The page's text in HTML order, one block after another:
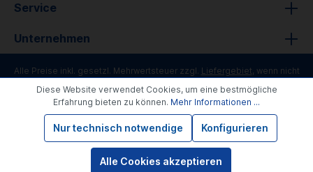
Service
Unternehmen
Alle Preise inkl. gesetzl. Mehrwertsteuer zzgl. Liefergebiet, wenn nicht
Bioartikel im Bio-Kontrollverfahren bei der ABCERT AG DE-ÖKO-006
Diese Website verwendet Cookies, um eine bestmögliche
Erfahrung bieten zu können. Mehr Informationen ...
Nur technisch notwendige Konfigurieren
Alle Cookies akzeptieren